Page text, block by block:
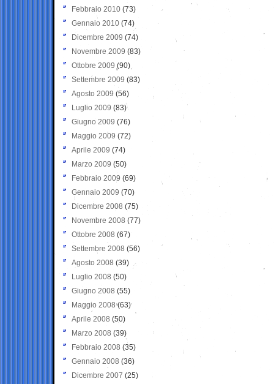
Febbraio 2010 (73)
Gennaio 2010 (74)
Dicembre 2009 (74)
Novembre 2009 (83)
Ottobre 2009 (90)
Settembre 2009 (83)
Agosto 2009 (56)
Luglio 2009 (83)
Giugno 2009 (76)
Maggio 2009 (72)
Aprile 2009 (74)
Marzo 2009 (50)
Febbraio 2009 (69)
Gennaio 2009 (70)
Dicembre 2008 (75)
Novembre 2008 (77)
Ottobre 2008 (67)
Settembre 2008 (56)
Agosto 2008 (39)
Luglio 2008 (50)
Giugno 2008 (55)
Maggio 2008(63)
Aprile 2008 (50)
Marzo 2008 (39)
Febbraio 2008 (35)
Gennaio 2008 (36)
Dicembre 2007 (25)